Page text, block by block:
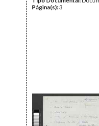
Página(s):3